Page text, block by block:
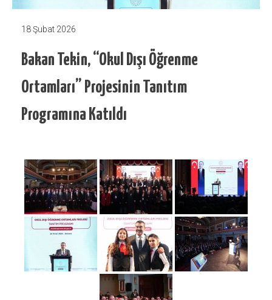
18 Şubat 2026
Bakan Tekin, “Okul Dışı Öğrenme
Ortamları” Projesinin Tanıtım
Programına Katıldı